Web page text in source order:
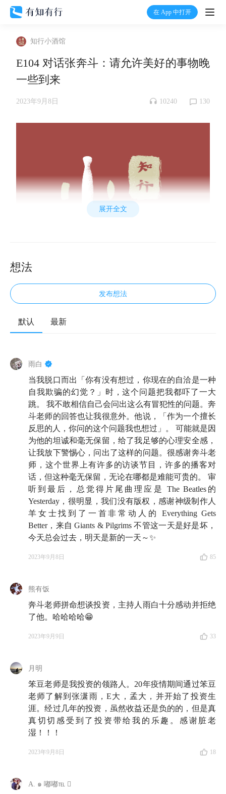
在 App 中打开
打
加入我们
知行小酒馆
E104 对话张奔斗：请允许美好的事物晚
一些到来
2023年9月8日 10240 130
白。今天，来小酒馆做客的是张奔斗老师。他是国内最
有名的网球记者之一，也是有知有行的老朋友，登陆过
《无人知晓》第一季节目
。
三年前第一次见奔斗老师时，他给我留下了非常深刻的
印象。那时，他刚开始学投资，三个月看了 60 多本
书，向我们提出了无数专业问题。奔斗老师是一个极度
努力的人，一个对自己十分严苛的人，也是一个特别内
耗的人。每一次看见他，我都会联想到很多生活中的亲
友，一样的努力，一样的情绪敏感，一样的容易过度反
思和自我攻击。可就是这样的一个人，到了 50 多岁的
时候，似乎终于理顺了自己和命运之间的关系，过上了
他口中愉悦的半退休生活，这让我产生了好奇。
这是一场毫无保留的对话。在这场对话里，奔斗老师对
在事业上、投资上曾经的一些执着和妄念，以及亲子关
系中那些关于金钱的艰难对话，都十分坦诚，毫无保
留。
你会听到，一个年过半百之人如何直面生活的真相，全
命运接下来所有的安排。很希望你能听完这期节目，相
信你会喜欢的。
祝你拥有愉快的一天✨
🍶 本期嘉宾
：著名网球记者、网球评论员，为《体坛周报》
献奖（Ron Bookman Media Excellence Award）。微博：
展开全文
想法
发布想法
默认 最新
雨白
当我脱口而出「你有没有想过，你现在的自洽是一种
自我欺骗的幻觉？」时，这个问题把我都吓了一大
跳。 我不敢相信自己会问出这么有冒犯性的问题。奔
斗老师的回答也让我很意外。他说，「作为一个擅长
反思的人，你问的这个问题我也想过」。 可能就是因
为他的坦诚和毫无保留，给了我足够的心理安全感，
让我放下警惕心，问出了这样的问题。很感谢奔斗老
师，这个世界上有许多的访谈节目，许多的播客对
话，但这种毫无保留，无论在哪都是难能可贵的。 审
听到最后，总觉得片尾曲理应是 The Beatles的
Yesterday，很明显，我们没有版权，感谢神级制作人
羊女士找到了一首非常动人的 Everything Gets
Better，来自 Giants & Pilgrims 不管这一天是好是坏，
今天总会过去，明天是新的一天～✨
2023年9月8日 85
熊有饭
奔斗老师拼命想谈投资，主持人雨白十分感动并拒绝
了他。哈哈哈哈😁
2023年9月9日 33
月明
笨豆老师是我投资的领路人。20年疫情期间通过笨豆
老师了解到张潇雨，E大，孟大，并开始了投资生
涯。经过几年的投资，虽然收益还是负的的，但是真
真切切感受到了投资带给我的乐趣。感谢脏老
湿！！！
2023年9月8日 18
A. ๑ 嘟嘟℡ 